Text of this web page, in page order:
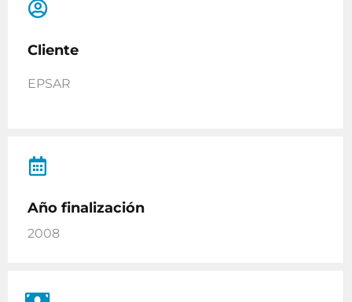
Cliente
EPSAR
Año finalización
2008